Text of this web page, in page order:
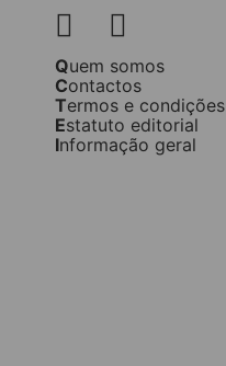
Quem somos
Contactos
Termos e condições
Estatuto editorial
Informação geral